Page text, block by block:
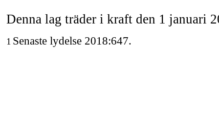
Denna lag träder i kraft den 1 januari
1 Senaste lydelse 2018:647.